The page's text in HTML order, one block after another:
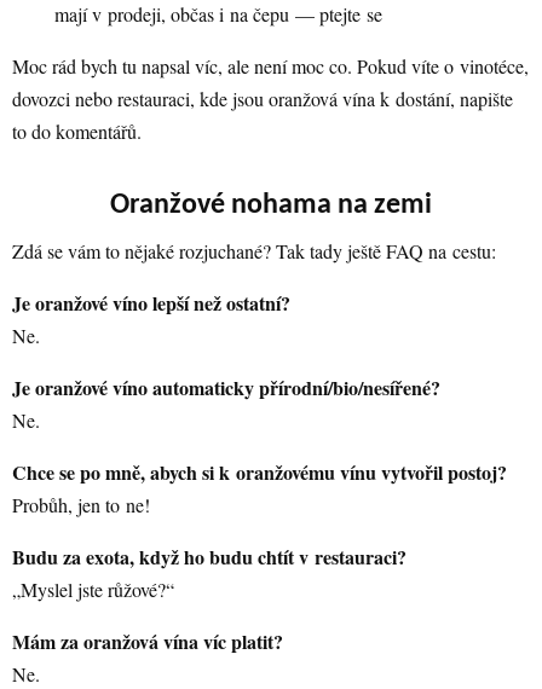
mají v prodeji, občas i na čepu — ptejte se
Moc rád bych tu napsal víc, ale není moc co. Pokud víte o vinotéce,
dovozci nebo restauraci, kde jsou oranžová vína k dostání, napište
to do komentářů.
Oranžové nohama na zemi
Zdá se vám to nějaké rozjuchané? Tak tady ještě FAQ na cestu:
Je oranžové víno lepší než ostatní?
Ne.
Je oranžové víno automaticky přírodní/bio/nesířené?
Ne.
Chce se po mně, abych si k oranžovému vínu vytvořil postoj?
Probůh, jen to ne!
Budu za exota, když ho budu chtít v restauraci?
„Myslel jste růžové?“
Mám za oranžová vína víc platit?
Ne.